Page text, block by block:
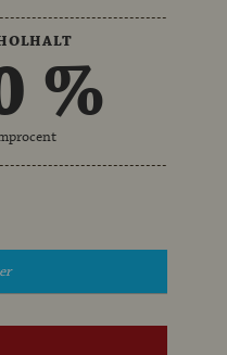
%